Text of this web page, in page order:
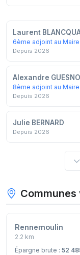
Laurent
6ème adjoint au Maire
Depuis 2026
Alexandre
8ème adjoint au Maire
Depuis 2026
Julie BERNARD
Depuis 2026
Communes
Rennemoulin
2.2 km
Épargne brute : 52